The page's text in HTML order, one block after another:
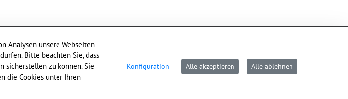
Analysen unsere Webseiten
Bitte beachten Sie, dass
sicherstellen zu können. Sie
die Cookies unter Ihren
Konfiguration Alle akzeptieren Alle ablehnen